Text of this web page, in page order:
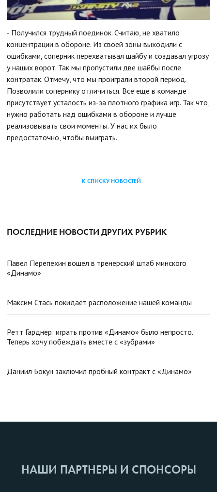
- Получился трудный поединок. Считаю, не хватило
концентрации в обороне. Из своей зоны выходили с
ошибками, соперник перехватывал шайбу и создавал угрозу
у наших ворот. Так мы пропустили две шайбы после
контратак. Отмечу, что мы проиграли второй период.
Позволили сопернику отличиться. Все еще в команде
присутствует усталость из-за плотного графика игр. Так что,
нужно работать над ошибками в обороне и лучше
реализовывать свои моменты. У нас их было
предостаточно, чтобы выиграть.
К СПИСКУ НОВОСТЕЙ
ПОСЛЕДНИЕ НОВОСТИ ДРУГИХ РУБРИК
Павел Перепехин вошел в тренерский штаб минского
«Динамо»
Максим Стась покидает расположение нашей команды
Ретт Гарднер: играть против «Динамо» было непросто.
Теперь хочу побеждать вместе с «зубрами»
Даниил Бокун заключил пробный контракт с «Динамо»
НАШИ ПАРТНЕРЫ И СПОНСОРЫ